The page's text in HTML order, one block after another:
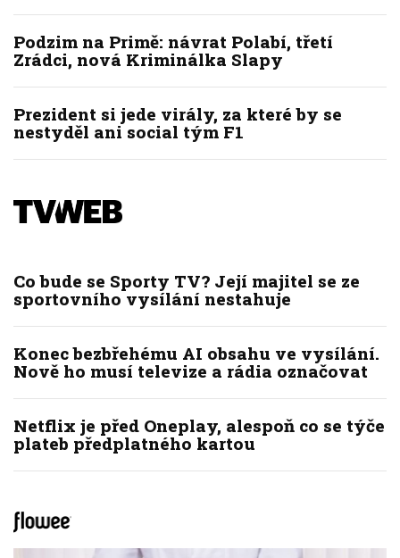
Podzim na Primě: návrat Polabí, třetí
Zrádci, nová Kriminálka Slapy
Prezident si jede virály, za které by se
nestyděl ani social tým F1
Co bude se Sporty TV? Její majitel se ze
sportovního vysílání nestahuje
Konec bezbřehému AI obsahu ve vysílání.
Nově ho musí televize a rádia označovat
Netflix je před Oneplay, alespoň co se týče
plateb předplatného kartou